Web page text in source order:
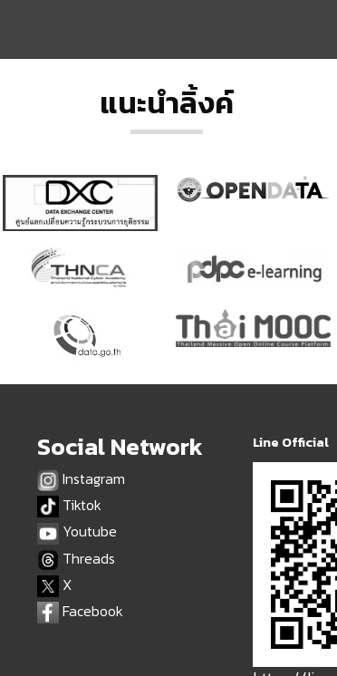
แนะนำลิ้งค์
Social Network
Instagram
Tiktok
Youtube
Threads
X
Facebook
Line Official